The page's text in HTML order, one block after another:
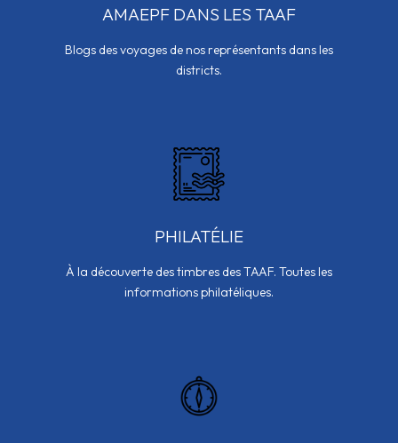
AMAEPF DANS LES TAAF
Blogs des voyages de nos représentants dans les
districts.
PHILATÉLIE
À la découverte des timbres des TAAF. Toutes les
informations philatéliques.